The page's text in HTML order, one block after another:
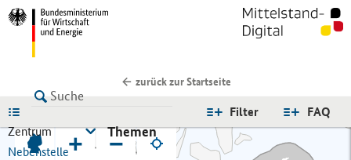
zurück zur Startseite
FAQ
Filter
Zentrum
Nebenstelle
Themen
+ −